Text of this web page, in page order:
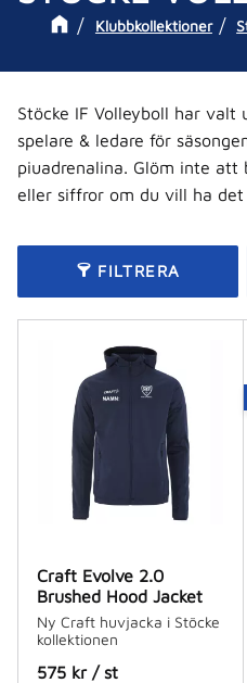
Klubbkollektioner
Stöcke IF Volleyboll har
spelare & ledare för
piuadrenalina. Glöm inte
eller siffror om du vill ha det
FILTRERA
Craft Evolve 2.0
Brushed Hood Jacket
Ny Craft huvjacka i Stöcke
kollektionen
575kr /st